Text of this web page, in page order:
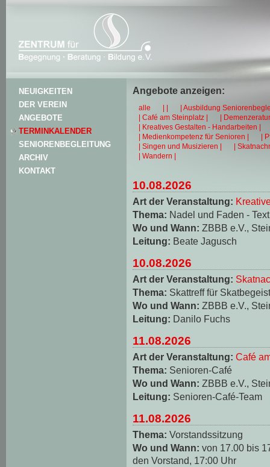
NEUIGKEITEN
DER VEREIN
ANGEBOTE
TERMINKALENDER
SENIORENBEGLEITUNG
ARCHIV
KONTAKT
Angebote anzeigen:
alle | |
| Ausbildung
| Café am Steinplatz |
|
| Kreatives Gestalten - Handarbeiten |
| Medienkompetenz für Senioren |
|
| Singen und Musizieren |
|
| Wandern |
10.08.2026
Art der Veranstaltung:
Thema: Nadel und Faden -
Wo und Wann: ZBBB e.V.,
Leitung: Beate Jagusch
10.08.2026
Art der Veranstaltung:
Thema: Skattreff für
Wo und Wann: ZBBB e.V.,
Leitung: Danilo Fuchs
11.08.2026
Art der Veranstaltung: Café
Thema: Senioren-Café
Wo und Wann: ZBBB e.V.,
Leitung: Senioren-Café-Team
11.08.2026
Thema: Vorstandssitzung
Wo und Wann: von 17.00 bis
den Vorstand, 17:00 Uhr